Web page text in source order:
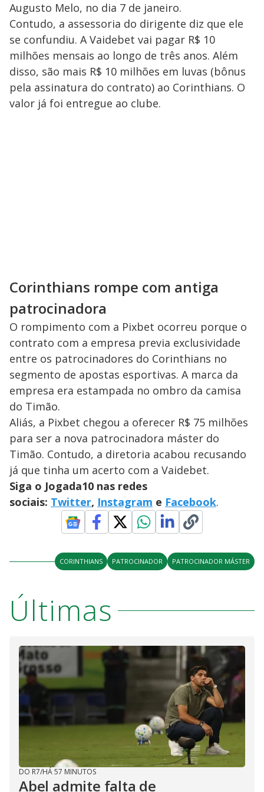
Augusto Melo, no dia 7 de janeiro.
Contudo, a assessoria do dirigente diz que ele
se confundiu. A Vaidebet vai pagar R$ 10
milhões mensais ao longo de três anos. Além
disso, são mais R$ 10 milhões em luvas (bônus
pela assinatura do contrato) ao Corinthians. O
valor já foi entregue ao clube.
Corinthians rompe com antiga
patrocinadora
O rompimento com a Pixbet ocorreu porque o
contrato com a empresa previa exclusividade
entre os patrocinadores do Corinthians no
segmento de apostas esportivas. A marca da
empresa era estampada no ombro da camisa
do Timão.
Aliás, a Pixbet chegou a oferecer R$ 75 milhões
para ser a nova patrocinadora máster do
Timão. Contudo, a diretoria acabou recusando
já que tinha um acerto com a Vaidebet.
Siga o Jogada10 nas redes
sociais: Twitter, Instagram e Facebook.
CORINTHIANS PATROCINADOR PATROCINADOR MÁSTER
Últimas
DO R7/HÁ 57 MINUTOS
Abel admite falta de